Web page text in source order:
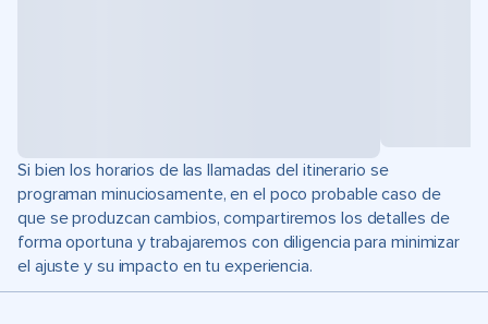
Si bien los horarios de las llamadas del itinerario se
programan minuciosamente, en el poco probable caso de
que se produzcan cambios, compartiremos los detalles de
forma oportuna y trabajaremos con diligencia para minimizar
el ajuste y su impacto en tu experiencia.